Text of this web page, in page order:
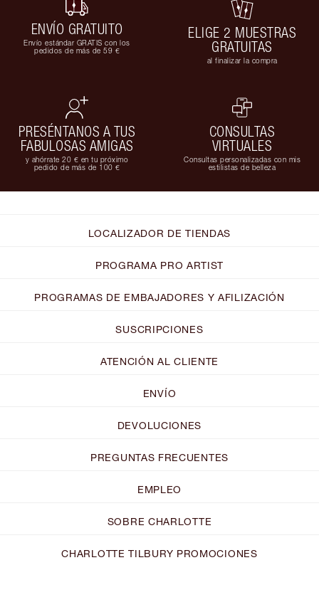
ENVÍO GRATUITO
Envío estándar GRATIS con los
pedidos de más de 59 €
ELIGE 2 MUESTRAS
GRATUITAS
al finalizar la compra
PRESÉNTANOS A TUS
FABULOSAS AMIGAS
y ahórrate 20 € en tu próximo
pedido de más de 100 €
CONSULTAS
VIRTUALES
Consultas personalizadas con mis
estilistas de belleza
LOCALIZADOR DE TIENDAS
PROGRAMA PRO ARTIST
PROGRAMAS DE EMBAJADORES Y AFILIZACIÓN
SUSCRIPCIONES
ATENCIÓN AL CLIENTE
ENVÍO
DEVOLUCIONES
PREGUNTAS FRECUENTES
EMPLEO
SOBRE CHARLOTTE
CHARLOTTE TILBURY PROMOCIONES